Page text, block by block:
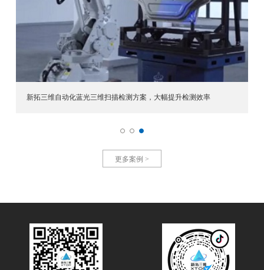
新拓三维自动化蓝光三维扫描检测方案，大幅提升检测效率
更多案例 >